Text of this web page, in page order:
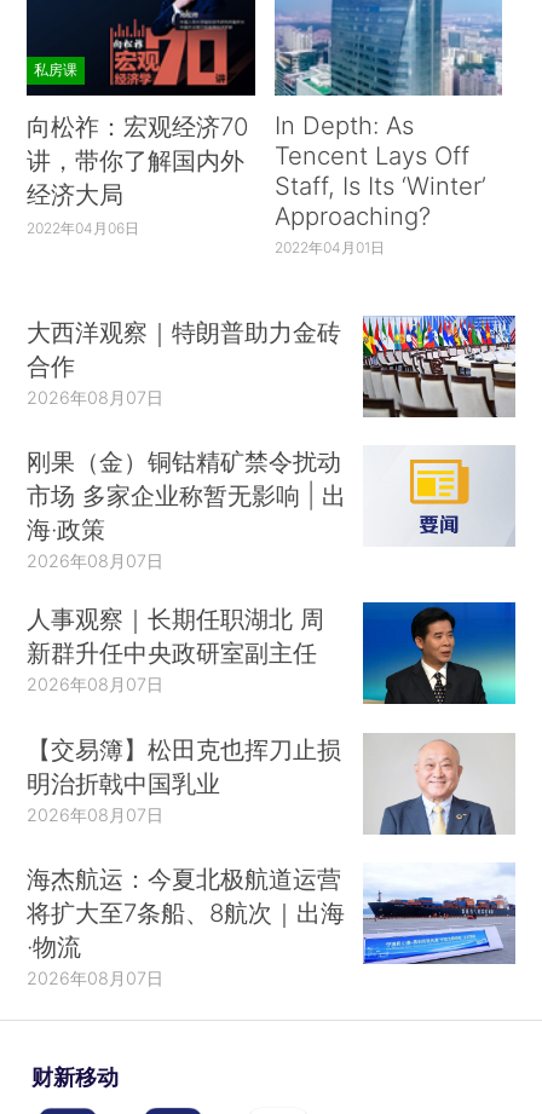
私房课
向松祚：宏观经济70
讲，带你了解国内外
经济大局
2022年04月06日
In Depth: As
Tencent Lays Off
Staff, Is Its ‘Winter’
Approaching?
2022年04月01日
大西洋观察｜特朗普助力金砖
合作
2026年08月07日
刚果（金）铜钴精矿禁令扰动
市场 多家企业称暂无影响 | 出
海·政策
2026年08月07日
人事观察｜长期任职湖北 周
新群升任中央政研室副主任
2026年08月07日
【交易簿】松田克也挥刀止损
明治折戟中国乳业
2026年08月07日
海杰航运：今夏北极航道运营
将扩大至7条船、8航次｜出海
·物流
2026年08月07日
财新移动